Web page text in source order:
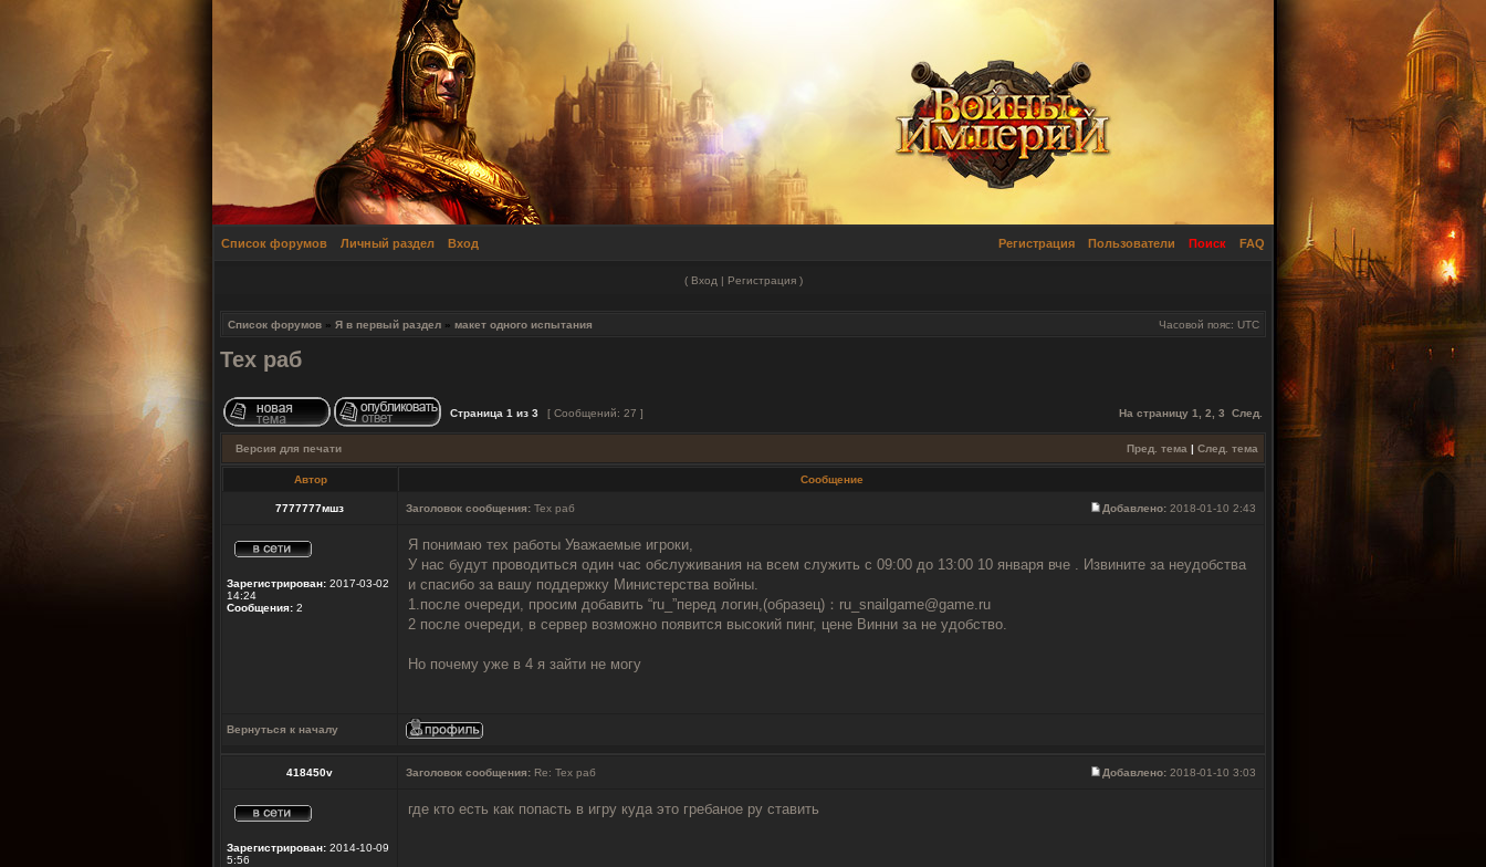
Список форумов Личный раздел Вход FAQ
Поиск
Пользователи
Регистрация
( Вход | Регистрация)
Список форумов » Я в первый раздел » макет одного испытания Часовой пояс: UTC
Тех раб
Страница 1 из 3 [ Сообщений: 27 ] На страницу 1 2 3 След.
Версия для печати Пред. тема | След. тема
Автор Сообщение
7777777мшз Заголовок сообщения: Тех раб Добавлено: 2018-01-10 2:43
Зарегистрирован: 2017-03-02
14:24
Сообщения: 2
Я понимаю тех работы Уважаемые игроки,
У нас будут проводиться один час обслуживания на всем служить с 09:00 до 13:00 10 января вче . Извините за неудобства
и спасибо за вашу поддержку Министерства войны.
1.после очереди, просим добавить “ru_”перед логин,(образец)：ru_snailgame@game.ru
2 после очереди, в сервер возможно появится высокий пинг, цене Винни за не удобство.
Но почему уже в 4 я зайти не могу
Вернуться к началу
418450v Заголовок сообщения: Re: Тех раб Добавлено: 2018-01-10 3:03
Зарегистрирован: 2014-10-09
5:56
где кто есть как попасть в игру куда это гребаное ру ставить